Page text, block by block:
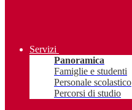
Servizi
Panoramica
Famiglie e studenti
Personale scolastico
Percorsi di studio